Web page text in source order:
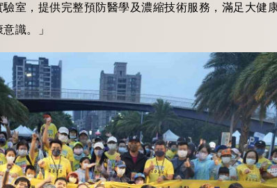
室，提供完整預防醫學及濃縮技術服務，滿足大健
識。」